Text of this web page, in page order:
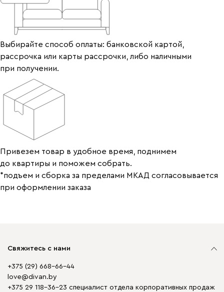
Выбирайте способ оплаты: банковской картой,
рассрочка или карты рассрочки, либо наличными
при получении.
Привезем товар в удобное время, поднимем
до квартиры и поможем собрать.
*подъем и сборка за пределами МКАД согласовывается
при оформлении заказа
Свяжитесь с нами
+375 (29) 668-66-44
love@divan.by
+375 29 118-36-23 специалист отдела корпоративных продаж